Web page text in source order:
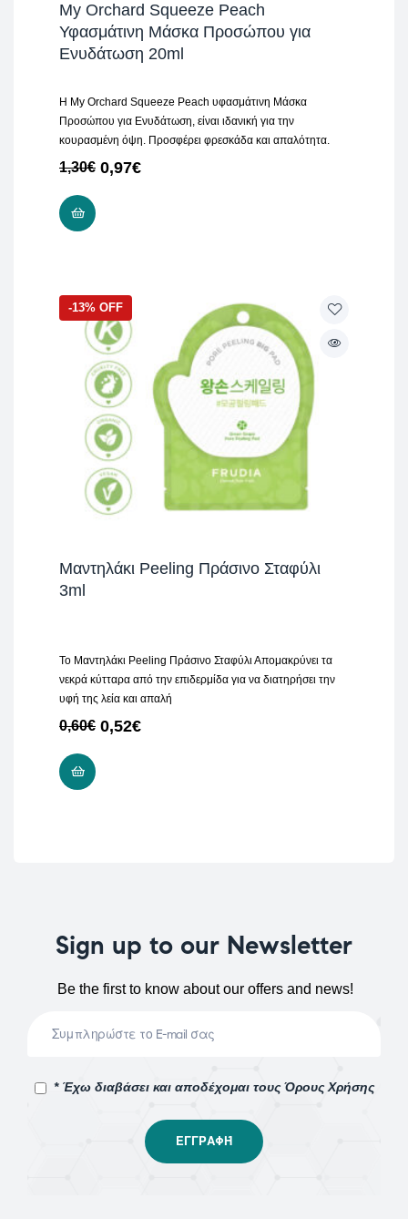
My Orchard Squeeze Peach
Υφασμάτινη Μάσκα Προσώπου για
Ενυδάτωση 20ml
H My Orchard Squeeze Peach υφασμάτινη Μάσκα
Προσώπου για Ενυδάτωση, είναι ιδανική για την
κουρασμένη όψη. Προσφέρει φρεσκάδα και απαλότητα.
1,30€ 0,97€
-13% OFF
Μαντηλάκι Peeling Πράσινο Σταφύλι
3ml
Το Μαντηλάκι Peeling Πράσινο Σταφύλι Απομακρύνει τα
νεκρά κύτταρα από την επιδερμίδα για να διατηρήσει την
υφή της λεία και απαλή
0,60€ 0,52€
Sign up to our Newsletter
Be the first to know about our offers and news!
* Έχω διαβάσει και αποδέχομαι τους Όρους Χρήσης